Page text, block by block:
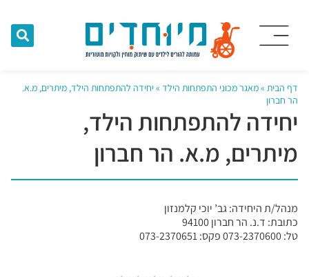
דף הבית »מאגר מכוני התפתחות הילד »יחידה להתפתחות הילד, מיתרים, מ.א.
הר חברון
יחידה להתפתחות הילד,
מיתרים, מ.א. הר חברון
מנהל/ת היחידה: גב’ יוכי קלמנזון
כתובת: ד.נ. הר חברון 94100
טל: 073-2370600 פקס: 073-2370651